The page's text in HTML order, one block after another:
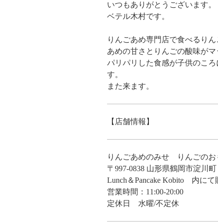
いつもありがとうございます。
ベテル木村です。
りんごあめ専門店で食べるり
あめの甘さとりんごの酸味が
パリパリした食感が子供のこ
す。
また来ます。
【店舗情報】
りんごあめのみせ りんごのお
〒997-0838 山形県鶴岡市淀川
Lunch＆Pancake Kobito 内にて
営業時間：11:00-20:00
定休日 水曜/不定休